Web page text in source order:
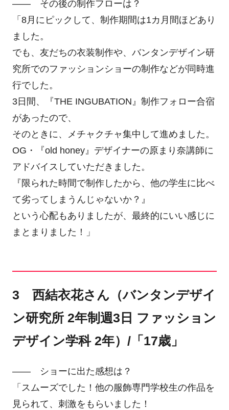
―― その後の制作フローは？
「8月にピックして、制作期間は1カ月間ほどあり
ました。
でも、友だちの衣装制作や、バンタンデザイン研
究所でのファッションショーの制作などが同時進
行でした。
3日間、『THE INGUBATION』制作フォロー合宿
があったので、
そのときに、メチャクチャ集中して進めました。
OG・『old honey』デザイナーの原まり奈講師に
アドバイスしていただきました。
『限られた時間で制作したから、他の学生に比べ
て劣ってしまうんじゃないか？』
という心配もありましたが、最終的にいい感じに
まとまりました！」
3 西結衣花さん（バンタンデザイ
ン研究所 2年制週3日 ファッション
デザイン学科 2年）/「17歳」
―― ショーに出た感想は？
「スムーズでした！他の服飾専門学校生の作品を
見られて、刺激をもらいました！